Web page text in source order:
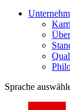
Sprache